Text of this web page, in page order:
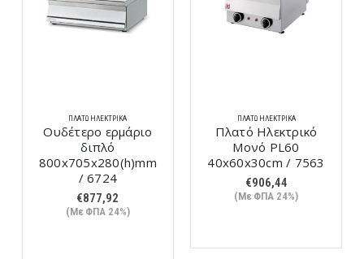
ΠΛΑΤΏ ΗΛΕΚΤΡΙΚΆ
Ουδέτερο ερμάριο
διπλό
800x705x280(h)mm
/ 6724
€877,92
(Με ΦΠΑ 24%)
ΠΛΑΤΏ ΗΛΕΚΤΡΙΚΆ
Πλατό Ηλεκτρικό
Μονό PL60
40x60x30cm / 7563
€906,44
(Με ΦΠΑ 24%)